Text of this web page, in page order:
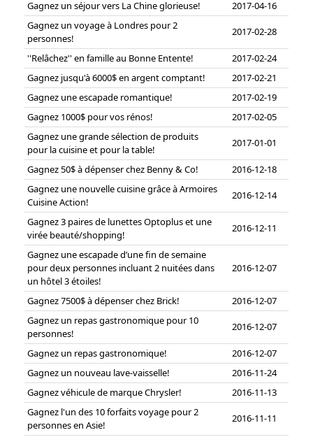
Gagnez un séjour vers La Chine glorieuse!
2017-04-16
Gagnez un voyage à Londres pour 2
personnes!
2017-02-28
''Relâchez'' en famille au Bonne Entente!
2017-02-24
Gagnez jusqu'à 6000$ en argent comptant!
2017-02-21
Gagnez une escapade romantique!
2017-02-19
Gagnez 1000$ pour vos rénos!
2017-02-05
Gagnez une grande sélection de produits
pour la cuisine et pour la table!
2017-01-01
Gagnez 50$ à dépenser chez Benny & Co!
2016-12-18
Gagnez une nouvelle cuisine grâce à Armoires
Cuisine Action!
2016-12-14
Gagnez 3 paires de lunettes Optoplus et une
virée beauté/shopping!
2016-12-11
Gagnez une escapade d’une fin de semaine
pour deux personnes incluant 2 nuitées dans
un hôtel 3 étoiles!
2016-12-07
Gagnez 7500$ à dépenser chez Brick!
2016-12-07
Gagnez un repas gastronomique pour 10
personnes!
2016-12-07
Gagnez un repas gastronomique!
2016-12-07
Gagnez un nouveau lave-vaisselle!
2016-11-24
Gagnez véhicule de marque Chrysler!
2016-11-13
Gagnez l'un des 10 forfaits voyage pour 2
personnes en Asie!
2016-11-11